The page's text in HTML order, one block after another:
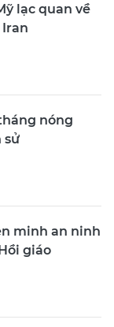
lạc quan về
nóng
sử
minh an ninh
giáo